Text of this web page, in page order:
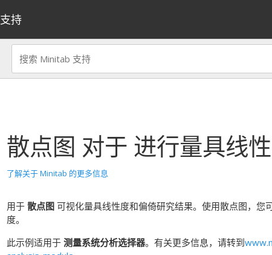
支持
散点图 对于 进行量具线
了解关于 Minitab 的更多信息
用于 散点图 可视化量具线性度和偏倚研究结果。使用散点图，您
度。
此示例适用于 测量系统分析选择器。有关更多信息，请转到